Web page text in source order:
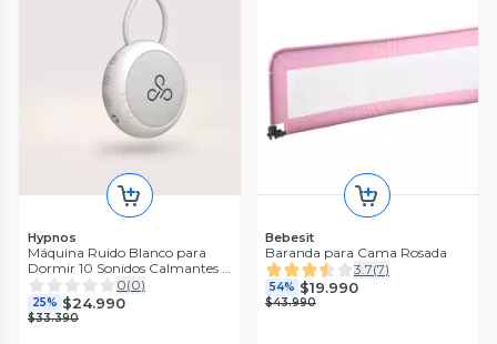
Hypnos
Máquina Ruido Blanco para
Dormir 10 Sonidos Calmantes y
Luz de Noche Blanco
0(0)
25% $24.990
$33.390
Bebesit
Baranda para Cama Rosada
3.7(7)
54% $19.990
$43.990